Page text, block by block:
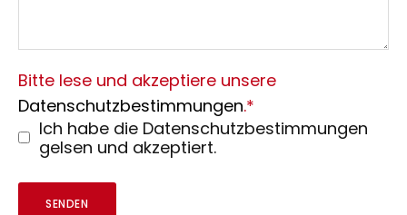
Bitte lese und akzeptiere unsere
Datenschutzbestimmungen.*
Ich habe die Datenschutzbestimmungen
gelsen und akzeptiert.